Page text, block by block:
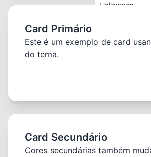
Halloween
Lo-Fi
Card Primário
Este é um exemplo de card
do tema.
Card Secundário
Cores secundárias também